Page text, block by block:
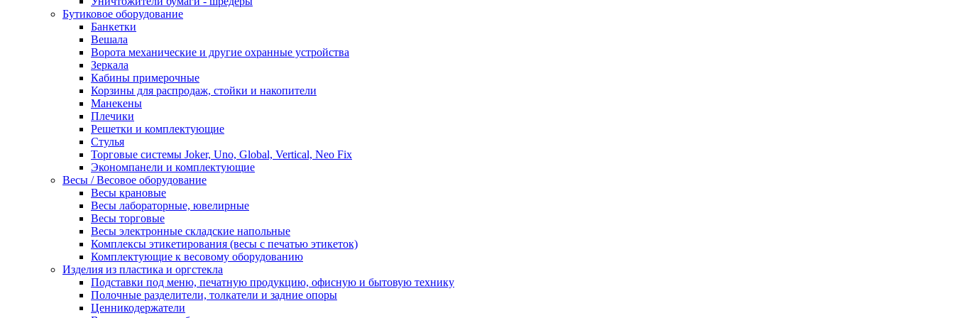
Бутиковое оборудование
Банкетки
Вешала
Ворота механические и другие охранные устройства
Зеркала
Кабины примерочные
Корзины для распродаж, стойки и накопители
Манекены
Плечики
Решетки и комплектующие
Стулья
Торговые системы Joker, Uno, Global, Vertical, Neo Fix
Экономпанели и комплектующие
Весы / Весовое оборудование
Весы крановые
Весы лабораторные, ювелирные
Весы торговые
Весы электронные складские напольные
Комплексы этикетирования (весы с печатью этикеток)
Комплектующие к весовому оборудованию
Изделия из пластика и оргстекла
Подставки под меню, печатную продукцию, офисную и бытовую технику
Полочные разделители, толкатели и задние опоры
Ценникодержатели